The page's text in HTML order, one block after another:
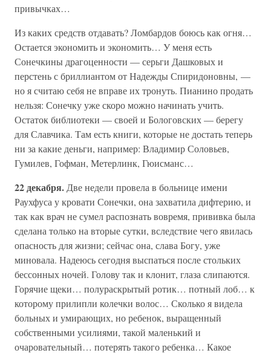
привычках…
Из каких средств отдавать? Ломбардов боюсь как огня…
Остается экономить и экономить… У меня есть
Сонечкины драгоценности — серьги Дашковых и
перстень с бриллиантом от Надежды Спиридоновны, —
но я считаю себя не вправе их тронуть. Пианино продать
нельзя: Сонечку уже скоро можно начинать учить.
Остаток библиотеки — своей и Бологовских — берегу
для Славчика. Там есть книги, которые не достать теперь
ни за какие деньги, например: Владимир Соловьев,
Гумилев, Гофман, Метерлинк, Гюисманс…
22 декабря. Две недели провела в больнице имени
Раухфуса у кровати Сонечки, она захватила дифтерию, и
так как врач не сумел распознать вовремя, прививка была
сделана только на вторые сутки, вследствие чего явилась
опасность для жизни; сейчас она, слава Богу, уже
миновала. Надеюсь сегодня выспаться после стольких
бессонных ночей. Голову так и клонит, глаза слипаются.
Горячие щеки… полураскрытый ротик… потный лоб… к
которому прилипли колечки волос… Сколько я видела
больных и умирающих, но ребенок, выращенный
собственными усилиями, такой маленький и
очаровательный… потерять такого ребенка… Какое